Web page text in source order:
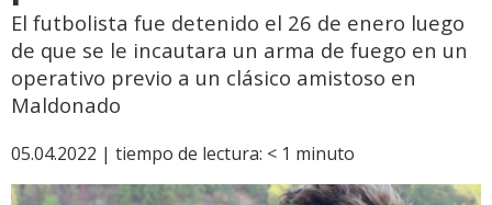
El futbolista fue detenido el 26 de enero luego
de que se le incautara un arma de fuego en un
operativo previo a un clásico amistoso en
Maldonado
05.04.2022 | tiempo de lectura: < 1 minuto